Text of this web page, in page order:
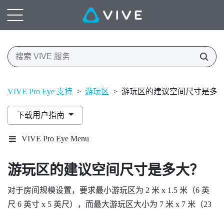
VIVE Pro Eye 支持 > 游玩区 > 游玩区的建议空间尺寸是多
下载用户指南
VIVE Pro Eye Menu
游玩区的建议空间尺寸是多大？
对于房间规模设置，要求最小游玩区为 2 米 x 1.5 米（6 英
尺 6 英寸 x 5 英尺），而最大游玩区大小为 7 米 x 7 米（23